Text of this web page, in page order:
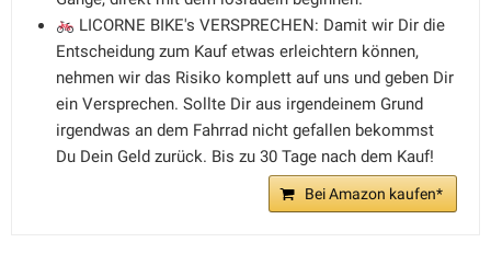
LICORNE BIKE's VERSPRECHEN: Damit wir Dir die
Entscheidung zum Kauf etwas erleichtern können,
nehmen wir das Risiko komplett auf uns und geben Dir
ein Versprechen. Sollte Dir aus irgendeinem Grund
irgendwas an dem Fahrrad nicht gefallen bekommst
Du Dein Geld zurück. Bis zu 30 Tage nach dem Kauf!
Bei Amazon kaufen*